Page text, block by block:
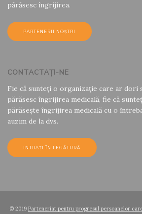
părăsesc îngrijirea.
PARTENERII NOȘTRI
CONTACTAŢI-NE
Fie că sunteți o organizație care ar dori
părăsesc îngrijirea medicală, fie că
părăsește îngrijirea medicală cu o
auzim de la dvs.
INTRAȚI ÎN LEGĂTURĂ
© 2019 Parteneriat pentru progresul persoanelor